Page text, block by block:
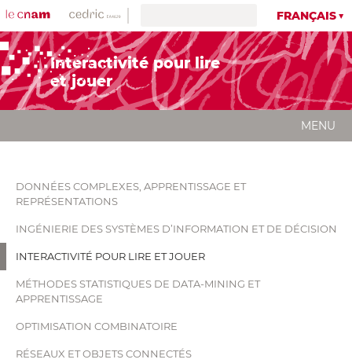
FRANÇAIS
Interactivité pour lire
et jouer
MENU
DONNÉES COMPLEXES, APPRENTISSAGE ET
REPRÉSENTATIONS
INGÉNIERIE DES SYSTÈMES D’INFORMATION ET DE DÉCISION
INTERACTIVITÉ POUR LIRE ET JOUER
MÉTHODES STATISTIQUES DE DATA-MINING ET
APPRENTISSAGE
OPTIMISATION COMBINATOIRE
RÉSEAUX ET OBJETS CONNECTÉS